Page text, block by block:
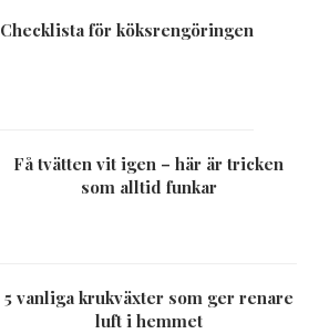
Checklista för köksrengöringen
Få tvätten vit igen – här är tricken
som alltid funkar
5 vanliga krukväxter som ger renare
luft i hemmet